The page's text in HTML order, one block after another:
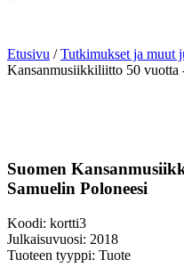
Etusivu /Tutkimukset ja muut
Kansanmusiikkiliitto 50 vuotta
Suomen
Samuelin Poloneesi
Koodi: kortti3
Julkaisuvuosi: 2018
Tuoteen tyyppi: Tuote